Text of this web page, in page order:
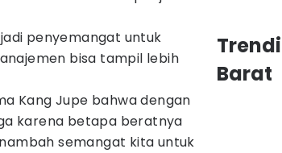
penyemangat untuk
bisa tampil lebih
Kang Jupe bahwa dengan
karena betapa beratnya
semangat kita untuk
Barat